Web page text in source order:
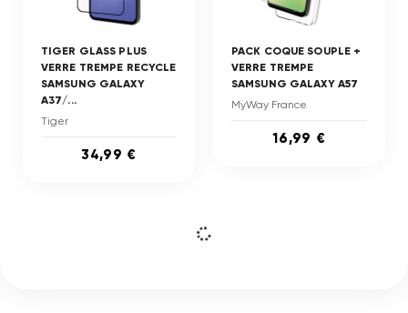
TIGER GLASS PLUS
VERRE TREMPE RECYCLE
SAMSUNG GALAXY
A37/...
Tiger
34,99 €
PACK COQUE SOUPLE +
VERRE TREMPE
SAMSUNG GALAXY A57
MyWay France
16,99 €